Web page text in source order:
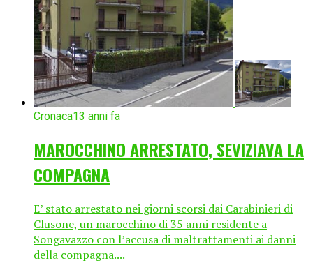
Cronaca13 anni fa
MAROCCHINO ARRESTATO, SEVIZIAVA LA
COMPAGNA
E’ stato arrestato nei giorni scorsi dai Carabinieri di
Clusone, un marocchino di 35 anni residente a
Songavazzo con l’accusa di maltrattamenti ai danni
della compagna....